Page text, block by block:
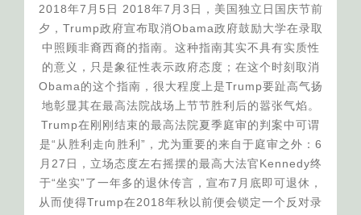
2018年7月5日 2018年7月3日，美国独立日国庆节前
夕，Trump政府宣布取消Obama政府鼓励大学在录取
中照顾非裔西裔的指南。这种指南其实不具有实质性
的意义，只是象征性表示政府态度；在这个时刻取消
Obama的这个指南，很大程度上是Trump要趾高气扬
地彰显其在最高法院战场上节节胜利后的嚣张气焰。
Trump在刚刚结束的最高法院夏季庭审的判案中可谓
是“从胜利走向胜利”，尤为重要的来自于庭审之外：6
月27日，立场态度左右摇摆的最高大法官Kennedy终
于“坐实”了一年多的退休传言，宣布7月底即可退休，
从而使得Trump在2018年秋以前便会锁定一个反对录